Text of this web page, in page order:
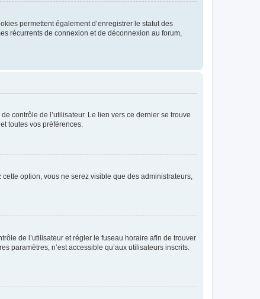
permettent également d’enregistrer le statut des
récurrents de connexion et de déconnexion au forum,
contrôle de l’utilisateur. Le lien vers ce dernier se trouve
toutes vos préférences.
option, vous ne serez visible que des administrateurs,
de l’utilisateur et régler le fuseau horaire afin de trouver
paramètres, n’est accessible qu’aux utilisateurs inscrits.